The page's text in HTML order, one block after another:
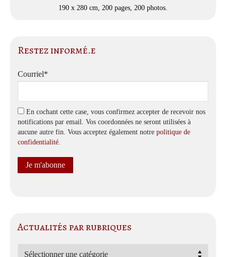
190 x 280 cm, 200 pages, 200 photos.
Restez informé.e
Courriel*
En cochant cette case, vous confirmez accepter de recevoir nos
notifications par email. Vos coordonnées ne seront utilisées à
aucune autre fin. Vous acceptez également notre politique de
confidentialité
Actualités par rubriques
Actualités